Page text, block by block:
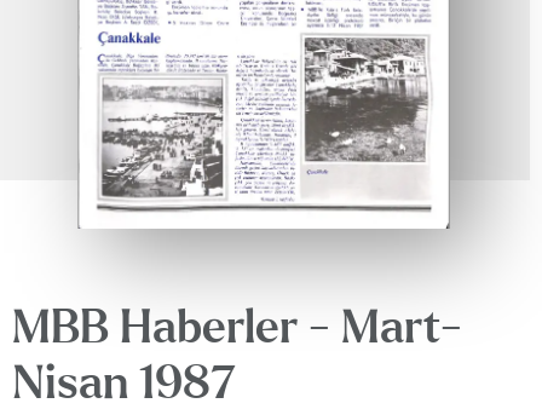
MBB Haberler - Mart-
Nisan 1987